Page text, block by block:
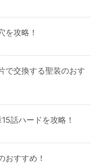
を攻略！
で交換する聖装のおす
話ハードを攻略！
おすすめ！